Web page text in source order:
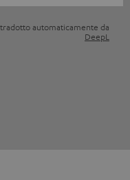
tradotto automaticamente da
DeepL